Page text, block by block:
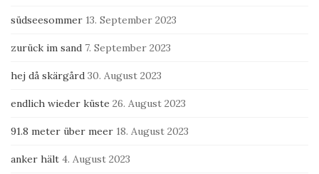
südseesommer 13. September 2023
zurück im sand 7. September 2023
hej då skärgård 30. August 2023
endlich wieder küste 26. August 2023
91.8 meter über meer 18. August 2023
anker hält 4. August 2023